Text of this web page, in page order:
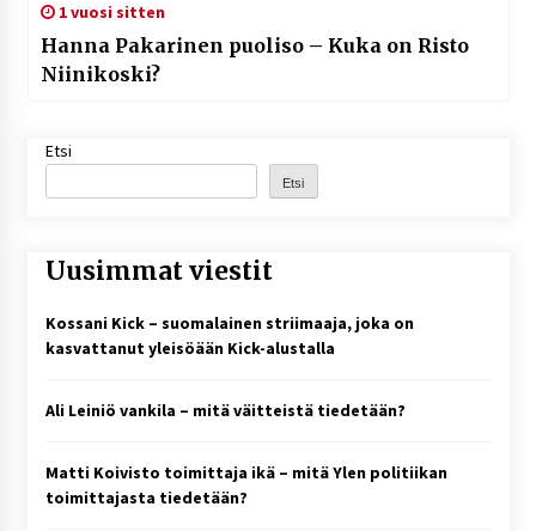
1 vuosi sitten
Hanna Pakarinen puoliso – Kuka on Risto
Niinikoski?
Etsi
Etsi
Uusimmat viestit
Kossani Kick – suomalainen striimaaja, joka on
kasvattanut yleisöään Kick-alustalla
Ali Leiniö vankila – mitä väitteistä tiedetään?
Matti Koivisto toimittaja ikä – mitä Ylen politiikan
toimittajasta tiedetään?